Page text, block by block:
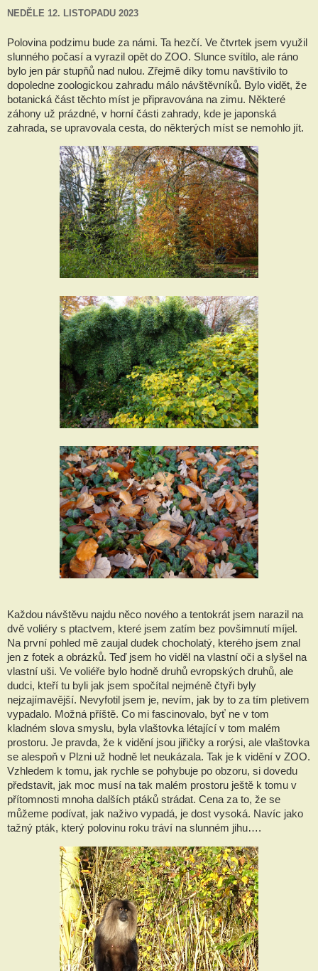
NEDĚLE 12. LISTOPADU 2023
Polovina podzimu bude za námi. Ta hezčí. Ve čtvrtek jsem využil
slunného počasí a vyrazil opět do ZOO. Slunce svítilo, ale ráno
bylo jen pár stupňů nad nulou. Zřejmě díky tomu navštívilo to
dopoledne zoologickou zahradu málo návštěvníků. Bylo vidět, že
botanická část těchto míst je připravována na zimu. Některé
záhony už prázdné, v horní části zahrady, kde je japonská
zahrada, se upravovala cesta, do některých míst se nemohlo jít.
Každou návštěvu najdu něco nového a tentokrát jsem narazil na
dvě voliéry s ptactvem, které jsem zatím bez povšimnutí míjel.
Na první pohled mě zaujal dudek chocholatý, kterého jsem znal
jen z fotek a obrázků. Teď jsem ho viděl na vlastní oči a slyšel na
vlastní uši. Ve voliéře bylo hodně druhů evropských druhů, ale
dudci, kteří tu byli jak jsem spočítal nejméně čtyři byly
nejzajímavější. Nevyfotil jsem je, nevím, jak by to za tím pletivem
vypadalo. Možná příště. Co mi fascinovalo, byť ne v tom
kladném slova smyslu, byla vlaštovka létající v tom malém
prostoru. Je pravda, že k vidění jsou jiřičky a rorýsi, ale vlaštovka
se alespoň v Plzni už hodně let neukázala. Tak je k vidění v ZOO.
Vzhledem k tomu, jak rychle se pohybuje po obzoru, si dovedu
představit, jak moc musí na tak malém prostoru ještě k tomu v
přítomnosti mnoha dalších ptáků strádat. Cena za to, že se
můžeme podívat, jak naživo vypadá, je dost vysoká. Navíc jako
tažný pták, který polovinu roku tráví na slunném jihu….